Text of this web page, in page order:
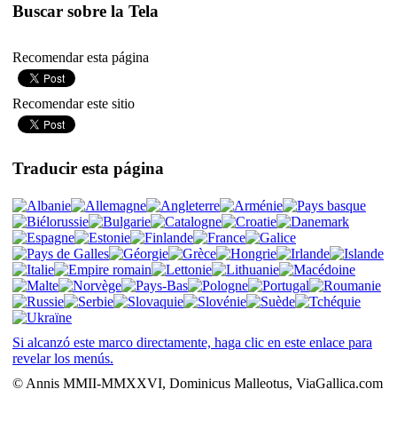
Buscar sobre la Tela
Recomendar esta página
Recomendar este sitio
Traducir esta página
Si alcanzó este marco directamente, haga clic en este enlace para
revelar los menús.
© Annis MMII-MMXXVI, Dominicus Malleotus, ViaGallica.com